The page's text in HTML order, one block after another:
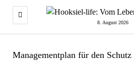
8. August 2026
Managementplan für den